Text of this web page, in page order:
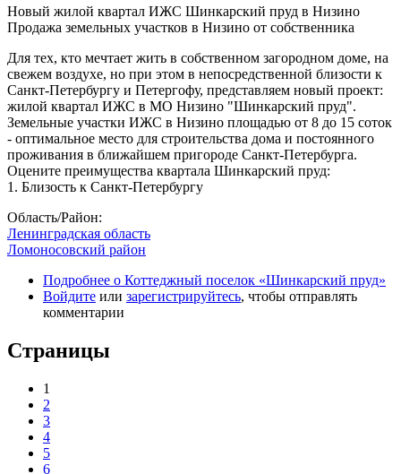
Новый жилой квартал ИЖС Шинкарский пруд в Низино
Продажа земельных участков в Низино от собственника
Для тех, кто мечтает жить в собственном загородном доме, на
свежем воздухе, но при этом в непосредственной близости к
Санкт-Петербургу и Петергофу, представляем новый проект:
жилой квартал ИЖС в МО Низино "Шинкарский пруд".
Земельные участки ИЖС в Низино площадью от 8 до 15 соток
- оптимальное место для строительства дома и постоянного
проживания в ближайшем пригороде Санкт-Петербурга.
Оцените преимущества квартала Шинкарский пруд:
1. Близость к Санкт-Петербургу
Область/Район:
Ленинградская область
Ломоносовский район
Подробнее о Коттеджный поселок «Шинкарский пруд»
Войдите или зарегистрируйтесь, чтобы отправлять
комментарии
Страницы
1
2
3
4
5
6